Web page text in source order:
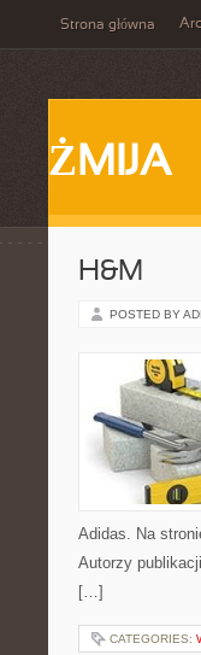
Strona główna
ŻMIJA
H&M
POSTED BY
Adidas. Na
Autorzy
[…]
CATEGORIES: